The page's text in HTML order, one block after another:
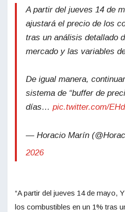
A partir del jueves 14 de
ajustará el precio de los
tras un análisis detallado
mercado y las variables
De igual manera,
sistema de “buffer de
días… pic.twitter.com/
— Horacio Marín
2026
“A partir del jueves 14 de mayo,
los combustibles en un 1% tras